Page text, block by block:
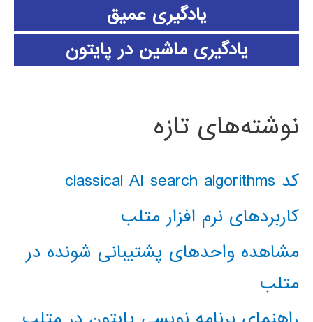
یادگیری عمیق
یادگیری ماشین در پایتون
نوشته‌های تازه
کد classical AI search algorithms
کاربردهای نرم افزار متلب
مشاهده واحدهای پشتیبانی شونده در
متلب